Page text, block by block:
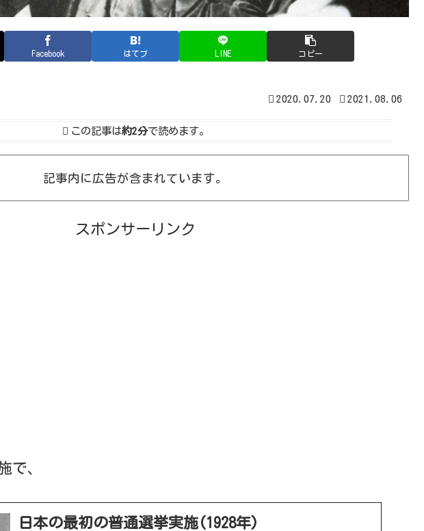
Facebook はてブ LINE コピー
2020.07.20 2021.08.06
この記事は約2分で読めます。
記事内に広告が含まれています。
スポンサーリンク
で、
日本の最初の普通選挙実施(1928年)